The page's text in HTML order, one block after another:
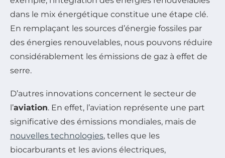
dans le mix énergétique constitue une étape clé.
En remplaçant les sources d’énergie fossiles par
des énergies renouvelables, nous pouvons réduire
considérablement les émissions de gaz à effet de
serre.
D’autres innovations concernent le secteur de
l’aviation. En effet, l’aviation représente une part
significative des émissions mondiales, mais de
nouvelles technologies, telles que les
biocarburants et les avions électriques,